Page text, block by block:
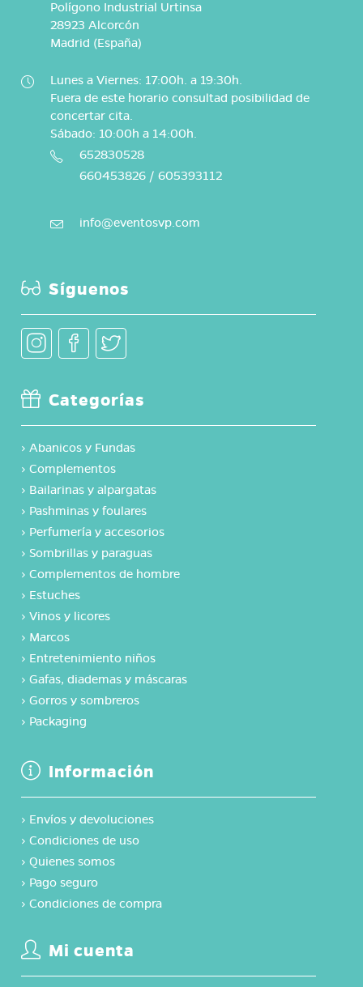
Polígono Industrial Urtinsa
28923 Alcorcón
Madrid (España)
Lunes a Viernes: 17:00h. a 19:30h.
Fuera de este horario consultad posibilidad de
concertar cita.
Sábado: 10:00h a 14:00h.
652830528
660453826 / 605393112
info@eventosvp.com
Síguenos
Categorías
›Abanicos y Fundas
›Complementos
› Bailarinas y alpargatas
› Pashminas y foulares
› Perfumería y accesorios
›Sombrillas y paraguas
›Complementos de hombre
› Estuches
›Vinos y licores
› Marcos
› Entretenimiento niños
›Gafas, diademas y máscaras
›Gorros y sombreros
› Packaging
Información
› Envíos y devoluciones
›Condiciones de uso
›Quienes somos
› Pago seguro
›Condiciones de compra
Mi cuenta